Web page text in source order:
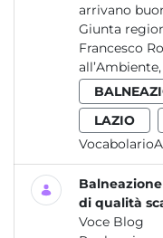
arrivano
Giunta
Francesco
all’Ambiente,
LAZIO
di qualità
Voce Blog